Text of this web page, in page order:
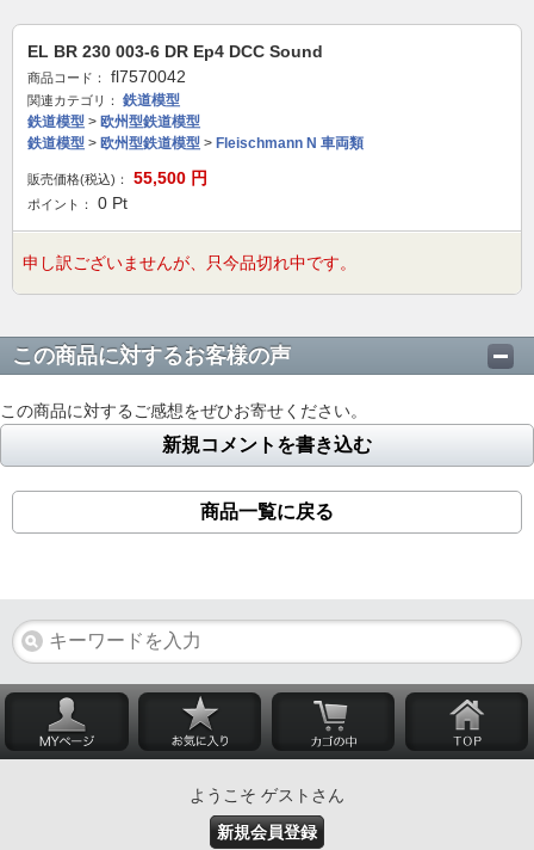
EL BR 230 003-6 DR Ep4 DCC Sound
商品コード： fl7570042
関連カテゴリ：
鉄道模型
鉄道模型 > 欧州型鉄道模型
鉄道模型 > 欧州型鉄道模型 > Fleischmann N 車両類
販売価格(税込)： 55,500 円
ポイント： 0 Pt
申し訳ございませんが、只今品切れ中です。
この商品に対するお客様の声
この商品に対するご感想をぜひお寄せください。
新規コメントを書き込む
商品一覧に戻る
ようこそ ゲストさん
新規会員登録